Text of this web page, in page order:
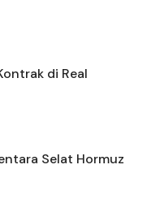
di Real
Selat Hormuz